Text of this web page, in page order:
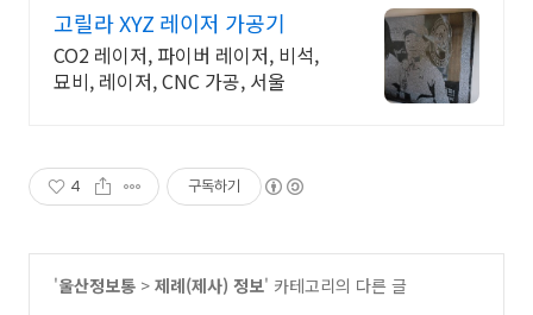
고릴라 XYZ 레이저 가공기
CO2 레이저, 파이버 레이저, 비석,
묘비, 레이저, CNC 가공, 서울
4 구독하기
'울산정보통 > 제례(제사) 정보' 카테고리의 다른 글